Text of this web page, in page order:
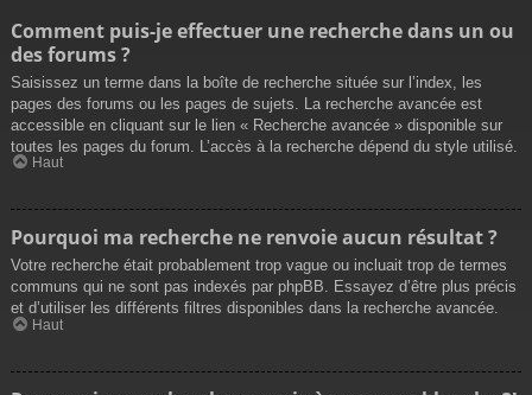
Comment puis-je effectuer une recherche dans un ou
des forums ?
Saisissez un terme dans la boîte de recherche située sur l’index, les
pages des forums ou les pages de sujets. La recherche avancée est
accessible en cliquant sur le lien « Recherche avancée » disponible sur
toutes les pages du forum. L’accès à la recherche dépend du style utilisé.
Haut
Pourquoi ma recherche ne renvoie aucun résultat ?
Votre recherche était probablement trop vague ou incluait trop de termes
communs qui ne sont pas indexés par phpBB. Essayez d’être plus précis
et d’utiliser les différents filtres disponibles dans la recherche avancée.
Haut